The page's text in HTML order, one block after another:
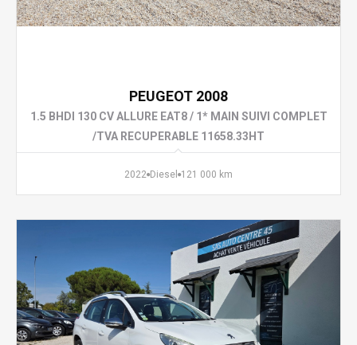
PEUGEOT 2008
1.5 BHDI 130 CV ALLURE EAT8 / 1* MAIN SUIVI COMPLET
/TVA RECUPERABLE 11658.33HT
2022 Diesel 121 000 km